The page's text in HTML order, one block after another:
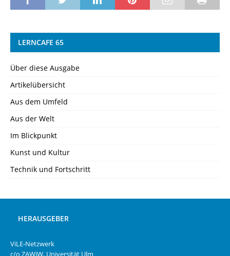
LERNCAFE 65
Über diese Ausgabe
Artikelübersicht
Aus dem Umfeld
Aus der Welt
Im Blickpunkt
Kunst und Kultur
Technik und Fortschritt
HERAUSGEBER
ViLE-Netzwerk
c/o ZAWiW, Universität Ulm